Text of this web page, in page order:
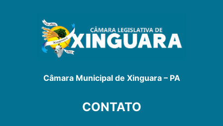
Câmara Municipal de Xinguara – PA
CONTATO